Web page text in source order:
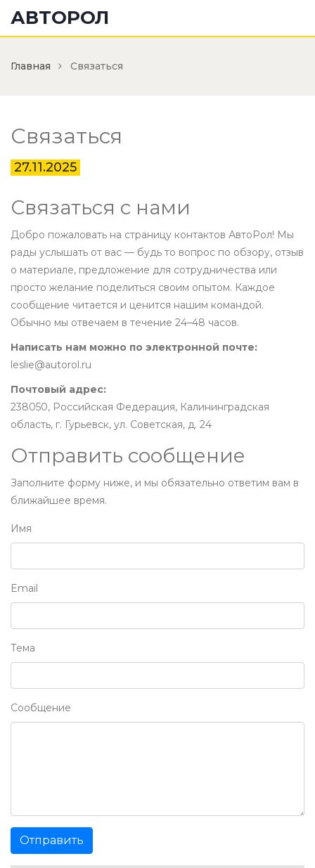
АВТОРОЛ
Главная Связаться
Связаться
27.11.2025
Связаться с нами
Добро пожаловать на страницу контактов АвтоРол! Мы
рады услышать от вас — будь то вопрос по обзору, отзыв
о материале, предложение для сотрудничества или
просто желание поделиться своим опытом. Каждое
сообщение читается и ценится нашим командой.
Обычно мы отвечаем в течение 24–48 часов.
Написать нам можно по электронной почте:
leslie@autorol.ru
Почтовый адрес:
238050, Российская Федерация, Калининградская
область, г. Гурьевск, ул. Советская, д. 24
Отправить сообщение
Заполните форму ниже, и мы обязательно ответим вам в
ближайшее время.
Имя
Email
Тема
Сообщение
Отправить